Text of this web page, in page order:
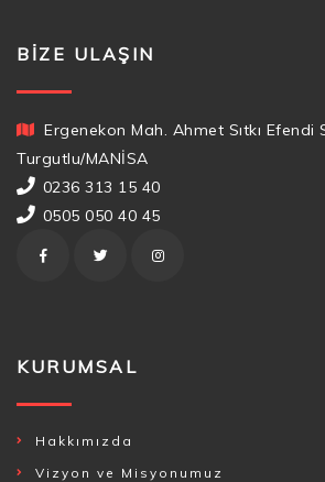
BIZE ULAŞIN
Ergenekon Mah. Ahmet Sıtkı Efendi
Turgutlu/MANİSA
0236 313 15 40
0505 050 40 45
KURUMSAL
Hakkımızda
Vizyon ve Misyonumuz